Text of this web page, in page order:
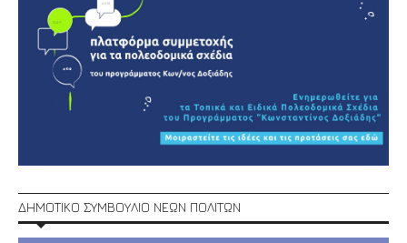
ΔΗΜΟΤΙΚΟ ΣΥΜΒΟΥΛΙΟ ΝΕΩΝ ΠΟΛΙΤΩΝ